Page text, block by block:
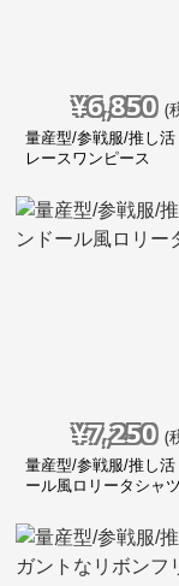
¥6,850 (
量産型/参戦服/推し活
レースワンピース
¥7,250 (
量産型/参戦服/推し活
ール風ロリータシャツ